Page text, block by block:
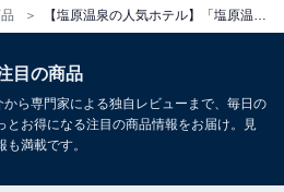
る可能性があります
事公開時のものです。あらか
ンを予約すると、売上の一部が
目の商品
ら専門家による独自レビューまで、毎日の
とお得になる注目の商品情報をお届け。見
満載です。